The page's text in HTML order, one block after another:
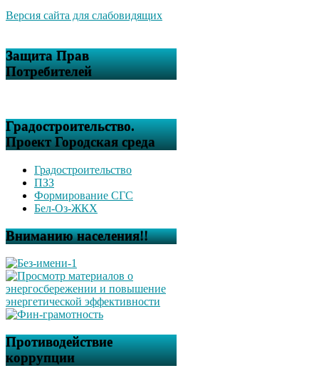
Версия сайта для слабовидящих
Защита Прав
Потребителей
Градостроительство.
Проект Городская среда
Градостроительство
ПЗЗ
Формирование СГС
Бел-Оз-ЖКХ
Вниманию населения!!
Противодействие
коррупции